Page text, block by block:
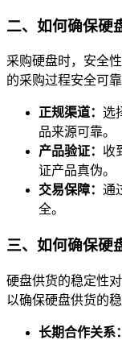
二、如何确保硬
采购硬盘时，安全
的采购过程安全可靠
正规渠道： 选
品来源可靠。
产品验证： 收
证产品真伪。
交易保障： 通
全。
三、如何确保硬
硬盘供货的稳定性
以确保硬盘供货的稳
长期合作关系：